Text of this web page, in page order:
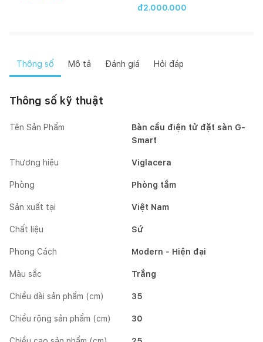
đ2.000.000
Thông số Mô tả Đánh giá Hỏi đáp
Thông số kỹ thuật
Tên Sản Phẩm
Bàn cầu điện tử đặt sàn G-
Smart
Thương hiệu Viglacera
Phòng Phòng tắm
Sản xuất tại Việt Nam
Chất liệu Sứ
Phong Cách Modern - Hiện đại
Màu sắc Trắng
Chiều dài sản phẩm (cm) 35
Chiều rộng sản phẩm (cm) 30